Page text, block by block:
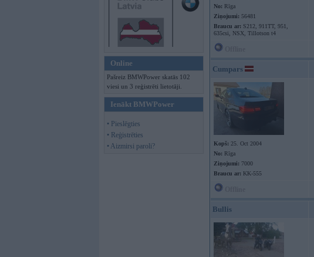
Online
Pašreiz BMWPower skatās 102
viesi un 3 reģistrēti lietotāji.
Ienākt BMWPower
• Pieslēgties
• Reģistrēties
• Aizmirsi paroli?
No: Rīga
Ziņojumi: 56481
Braucu ar: S212, 911TT, 951,
635csi, NSX, Tillotson t4
Cumpars
Kopš: 25. Oct 2004
No: Rīga
Ziņojumi: 7000
Braucu ar: KK-555
Bullis